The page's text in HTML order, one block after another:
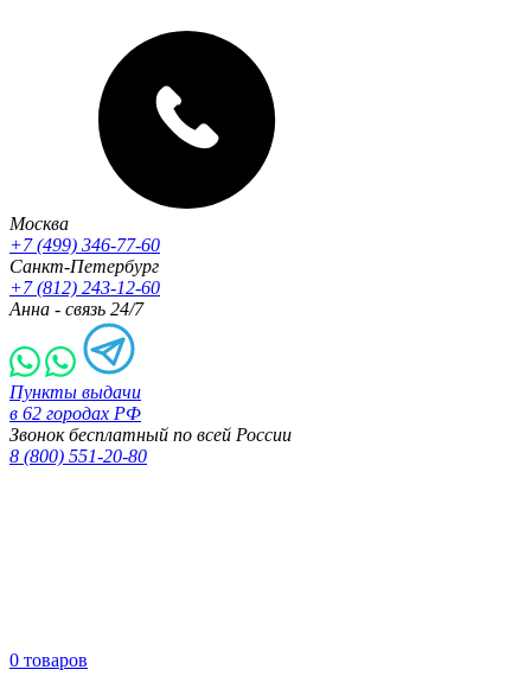
Москва
+7 (499) 346-77-60
Санкт-Петербург
+7 (812) 243-12-60
Анна - связь 24/7
Пункты выдачи
в 62 городах РФ
Звонок бесплатный по всей России
8 (800) 551-20-80
0 товаров